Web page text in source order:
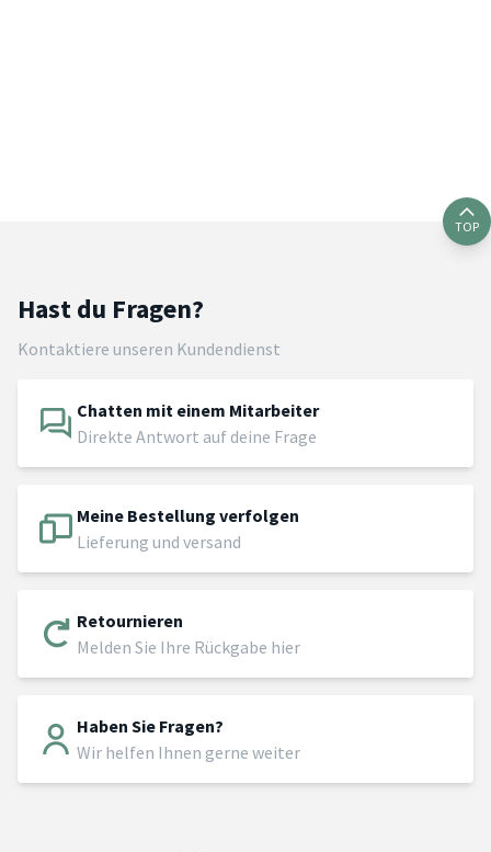
TOP
Hast du Fragen?
Kontaktiere unseren Kundendienst
Chatten mit einem Mitarbeiter
Direkte Antwort auf deine Frage
Meine Bestellung verfolgen
Lieferung und versand
Retournieren
Melden Sie Ihre Rückgabe hier
Haben Sie Fragen?
Wir helfen Ihnen gerne weiter